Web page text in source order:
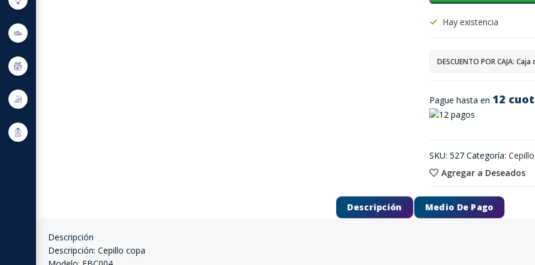
Pague hasta en 12
Hay existencia
DESCUENTO POR CAJA:
Agregar a Deseados
SKU: 527 Categoría:
Descripción Medio De Pago
Descripción
Descripción: Cepillo copa